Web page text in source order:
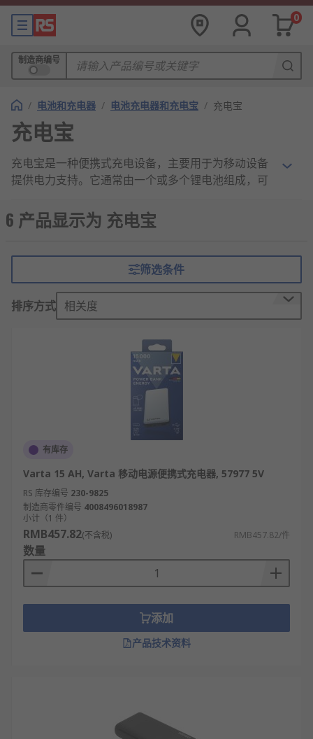
0
制造商编号
/ 电池和充电器 / 电池充电器和充电宝 / 充电宝
充电宝
充电宝是一种便携式充电设备，主要用于为移动设备
提供电力支持。它通常由一个或多个锂电池组成，可
上进行充电。充电宝的设计使得用户可以在没有外部
电源供应的情况下，为手机、数码相机、蓝牙耳机等
充电宝的组成和工作原理
充电宝主要由电池、电压转换器和输出接口组成。电
合各种设备的水平，输出接口则用于连接设备进行充
电。充电宝的工作原理是通过内置电池提供电能，并
通过电压转换器将电能转换为适合设备的电压，然后
充电宝的应用场景
旅游景区：在各地的旅游景区，充电宝成为了
游客们的“能量站”。无论是攀登山峰还是漫步古
街，只要手机电量告急，游客们总能轻松找到
充电宝租赁点。
娱乐场所：如酒吧、KTV、大型商场等，这些
地方人潮涌动，年轻群体聚集，充电需求旺
盛。共享充电宝在这些场所非常受欢迎，满足
了人们聚会时的充电需求。
网吧：网吧是上网爱好者的聚集地，人流量大
且稳定，地理位置优越，共享充电宝在这里的
使用率也相当高。
待期间常常需要充电，共享充电宝成为了他们
6 产品显示为 充电宝
筛选条件
排序方式 相关度
有库存
Varta 15 AH, Varta 移动电源便携式充电器, 57977 5V
RS 库存编号 230-9825
制造商零件编号 4008496018987
小计（1 件）
RMB457.82(不含税) RMB457.82/件
数量
添加
产品技术资料